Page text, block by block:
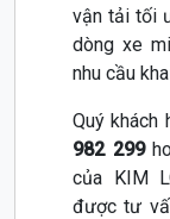
vận tải tối
dòng xe
nhu cầu
Quý khách
982 299
của KIM
được tư